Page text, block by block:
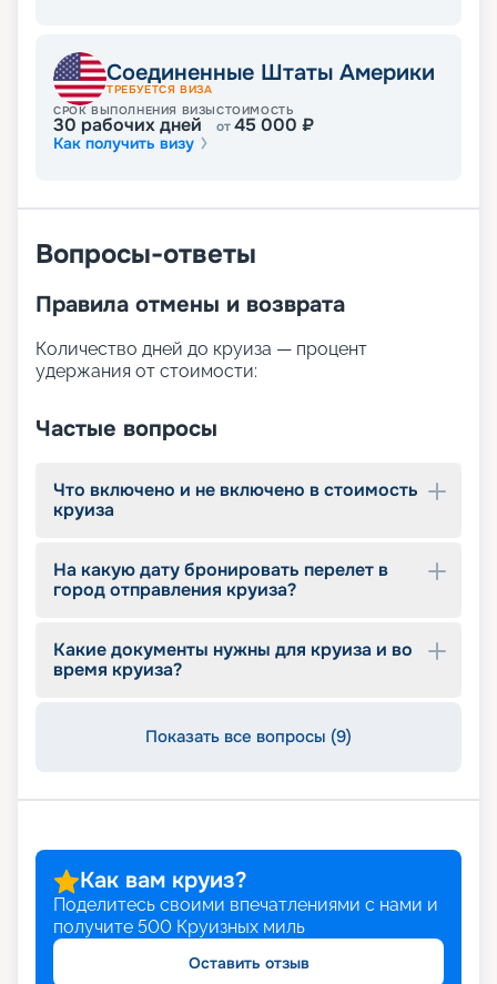
Соединенные Штаты Америки
ТРЕБУЕТСЯ ВИЗА
СРОК ВЫПОЛНЕНИЯ ВИЗЫ
30 рабочих дней
СТОИМОСТЬ
от45 000 ₽
Как получить визу
Вопросы-ответы
Правила отмены и возврата
Количество дней до круиза — процент
удержания от стоимости:
Частые вопросы
Что включено и не включено в стоимость
круиза
На какую дату бронировать перелет в
город отправления круиза?
Какие документы нужны для круиза и во
время круиза?
Показать все вопросы (9)
Как вам круиз?
Поделитесь своими впечатлениями с нами и
получите 500 Круизных миль
Оставить отзыв